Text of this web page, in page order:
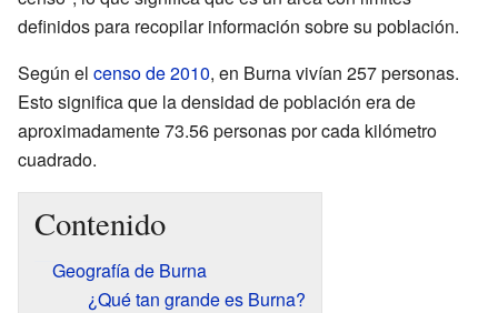
definidos para recopilar información sobre su población.
Según el censo de 2010, en Burna vivían 257 personas.
Esto significa que la densidad de población era de
aproximadamente 73.56 personas por cada kilómetro
cuadrado.
Contenido
Geografía de Burna
¿Qué tan grande es Burna?